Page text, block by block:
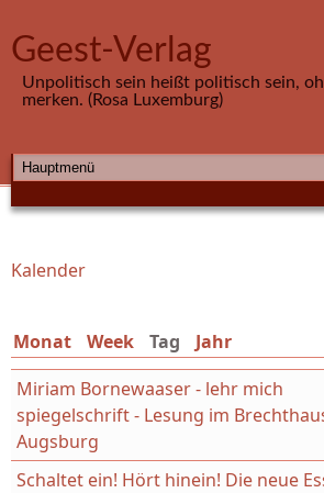
Geest-Verlag
Unpolitisch sein heißt politisch sein,
merken. (Rosa Luxemburg)
HAUPTMENÜ
Sie sind hier
Kalender
Monat Week Tag (aktiver Reiter)
Jahr
Miriam Bornewaaser - lehr mich
spiegelschrift - Lesung im
Augsburg
Schaltet ein! Hört hinein! Die neue